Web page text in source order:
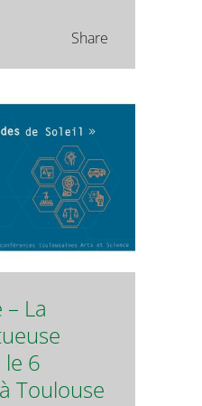
Share
La
le 6
Toulouse